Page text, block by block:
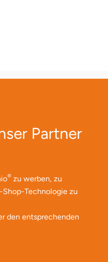
Partner
® zu werben, zu
Technologie zu
den entsprechenden